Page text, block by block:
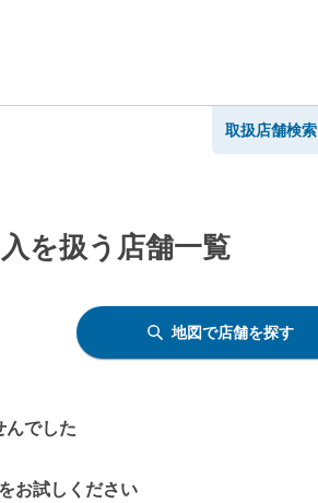
取扱店舗検索
を扱う店舗一覧
地図で店舗を探す
んでした
お試しください